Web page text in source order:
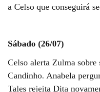
a Celso que conseguirá
Sábado (26/07)
Celso alerta Zulma sobre
Candinho. Anabela
Tales rejeita Dita